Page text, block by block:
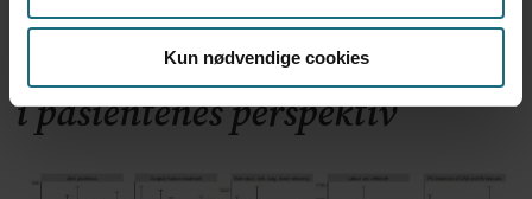
Kun nødvendige cookies
Foretaksreformen må vurderes
i pasientenes perspektiv